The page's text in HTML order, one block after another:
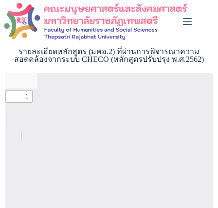
รายละเอียดหลักสูตร (มคอ.2) ที่ผ่านการพิจารณาความ
สอดคล้องจากระบบ CHECO (หลักสูตรปรับปรุง พ.ศ.2562)